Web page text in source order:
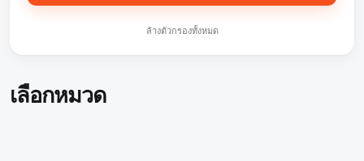
ล้างตัวกรองทั้งหมด
เลือกหมวด